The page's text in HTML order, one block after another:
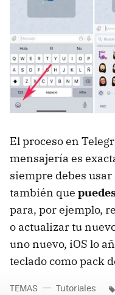
El proceso en
mensajería es
siempre debes usar
también que
para, por ejemplo,
o actualizar tu
uno nuevo, iOS lo
teclado como pack
TEMAS Tutoriales